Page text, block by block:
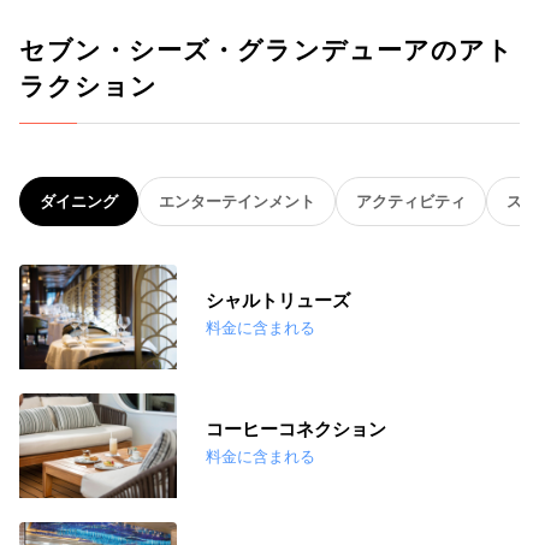
セブン・シーズ・グランデューアのアト
ラクション
ダイニング エンターテインメント アクティビティ ス
シャルトリューズ
料金に含まれる
コーヒーコネクション
料金に含まれる